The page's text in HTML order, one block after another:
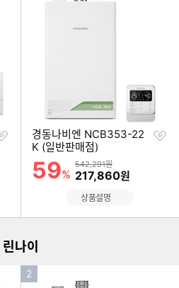
찜
경동나비엔 NCB353-22
K (일반판매점)
할인률
59%
상품금액
542,291원
할인금액
217,860원
찜
상품설명
린나이
인
2